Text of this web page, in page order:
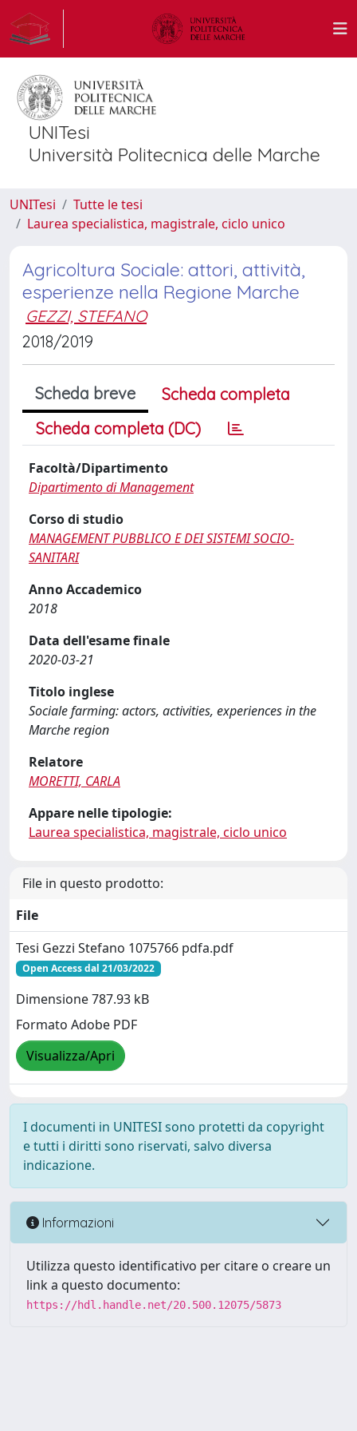
UNITesi
Università Politecnica delle Marche
UNITesi
Tutte le tesi
Laurea specialistica, magistrale, ciclo unico
Agricoltura Sociale: attori, attività,
esperienze nella Regione Marche
GEZZI, STEFANO
2018/2019
Scheda breve
Scheda completa
Scheda completa (DC)
Facoltà/Dipartimento
Dipartimento di Management
Corso di studio
MANAGEMENT PUBBLICO E DEI SISTEMI SOCIO-
SANITARI
Anno Accademico
2018
Data dell'esame finale
2020-03-21
Titolo inglese
Sociale farming: actors, activities, experiences in the
Marche region
Relatore
MORETTI, CARLA
Appare nelle tipologie:
Laurea specialistica, magistrale, ciclo unico
File in questo prodotto:
File
Tesi Gezzi Stefano 1075766 pdfa.pdf
Open Access dal 21/03/2022
Dimensione 787.93 kB
Formato Adobe PDF
Visualizza/Apri
I documenti in UNITESI sono protetti da copyright
e tutti i diritti sono riservati, salvo diversa
indicazione.
Informazioni
Utilizza questo identificativo per citare o creare un
link a questo documento:
https://hdl.handle.net/20.500.12075/5873